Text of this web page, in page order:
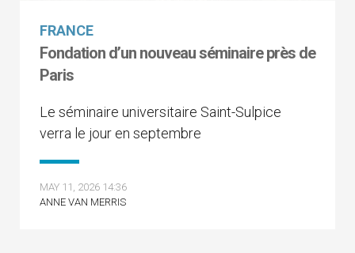
FRANCE
Fondation d’un nouveau séminaire près de
Paris
Le séminaire universitaire Saint-Sulpice
verra le jour en septembre
MAY 11, 2026 14:36
ANNE VAN MERRIS